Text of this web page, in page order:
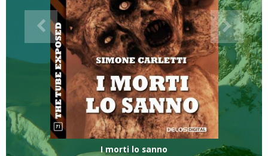
I morti lo sanno